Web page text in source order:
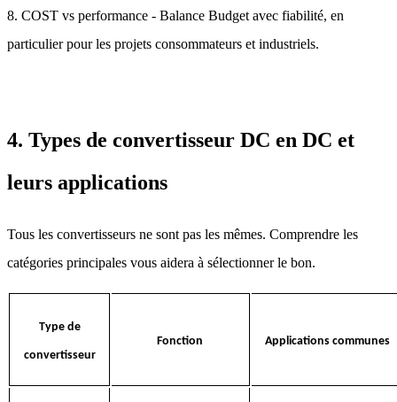
8. COST vs performance - Balance Budget avec fiabilité, en
particulier pour les projets consommateurs et industriels.
4. Types de convertisseur DC en DC et
leurs applications
Tous les convertisseurs ne sont pas les mêmes. Comprendre les
catégories principales vous aidera à sélectionner le bon.
Type de
convertisseur
Fonction Applications communes